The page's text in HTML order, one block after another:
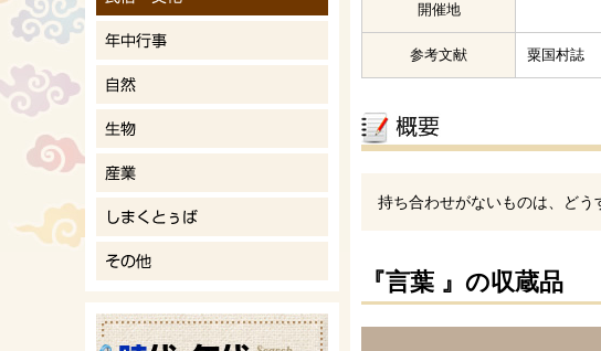
開催地
参考文献 粟国村誌
持ち合わせがないものは、どう
『言葉 』の収蔵品